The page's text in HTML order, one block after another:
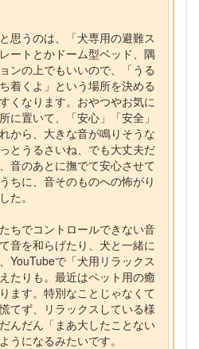
思うのは、「犬専用の避難ス
ートとかドーム型ベッド、隅
ンの上でもいいので、「うる
着くよ」という場所を決める
くなります。おやつやお気に
に置いて、「安心」「安全」
から、大きな音が鳴りそうな
とうるさいね、でも大丈夫だ
音のあとに撫でて安心させて
ちに、音そのものへの怖がり
た。
ちでコントロールできない音
音を和らげたり、犬と一緒に
YouTubeで「犬用リラックス
たりも。最近はペット用の癒
ます。特別なことじゃなくて
てず、リラックスしている様
んだん「まあ大したことない
うになるみたいです。